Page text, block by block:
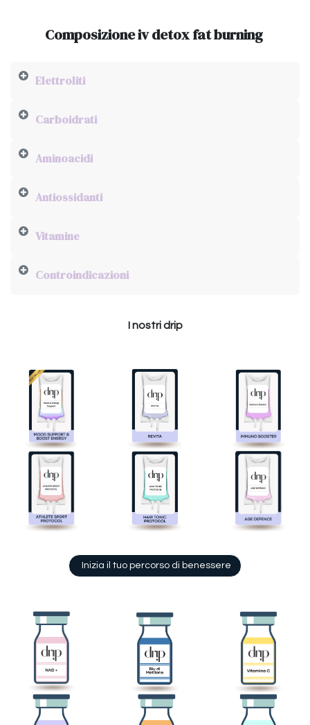
Composizione iv detox fat burning
Elettroliti
Carboidrati
Aminoacidi
Antiossidanti
Vitamine
Controindicazioni
I nostri drip
Inizia il tuo percorso di benessere